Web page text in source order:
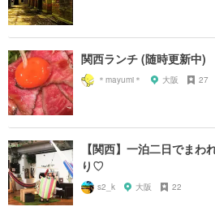
関西ランチ (随時更新中)
＊mayumi＊ 大阪 27
【関西】一泊二日でまわ
り♡
s2_k 大阪 22